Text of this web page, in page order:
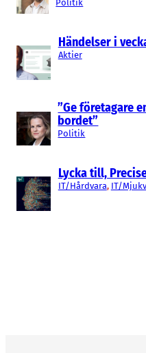
Politik
Händelser i
Aktier
”Ge företagare
bordet”
Politik
Lycka till,
IT/Hårdvara, IT/